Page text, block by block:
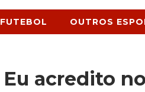
FUTEBOL OUTROS
Eu acredito